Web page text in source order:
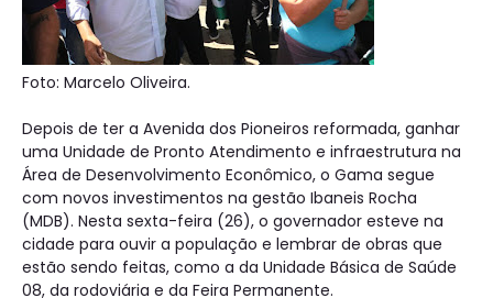
Foto: Marcelo Oliveira.
Depois de ter a Avenida dos Pioneiros reformada, ganhar
uma Unidade de Pronto Atendimento e infraestrutura na
Área de Desenvolvimento Econômico, o Gama segue
com novos investimentos na gestão Ibaneis Rocha
(MDB). Nesta sexta-feira (26), o governador esteve na
cidade para ouvir a população e lembrar de obras que
estão sendo feitas, como a da Unidade Básica de Saúde
08, da rodoviária e da Feira Permanente.